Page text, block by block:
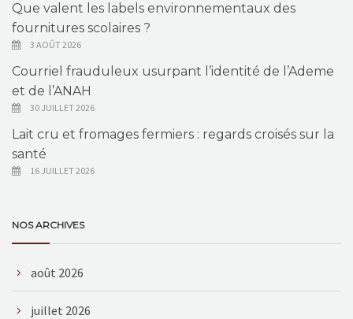
Que valent les labels environnementaux des
fournitures scolaires ?
3 AOÛT 2026
Courriel frauduleux usurpant l’identité de l’Ademe
et de l’ANAH
30 JUILLET 2026
Lait cru et fromages fermiers : regards croisés sur la
santé
16 JUILLET 2026
NOS ARCHIVES
août 2026
juillet 2026